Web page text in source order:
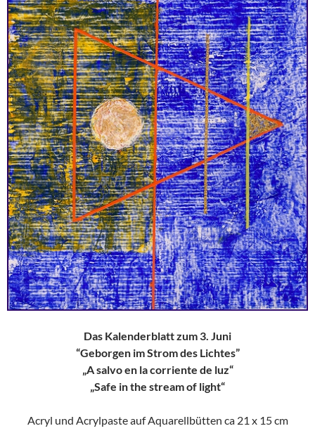
Das Kalenderblatt zum 3. Juni
“Geborgen im Strom des Lichtes”
„A salvo en la corriente de luz“
„Safe in the stream of light“
Acryl und Acrylpaste auf Aquarellbütten ca 21 x 15 cm